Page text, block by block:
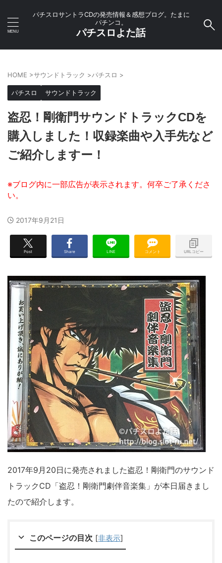
パチスロサントラCDの発売情報＆感想ブログ。たまに
パチンコ。
パチスロよた話
HOME >サウンドトラック >パチスロ >
パチスロ サウンドトラック
盗忍！剛衛門サウンドトラックCDを
購入しました！収録楽曲や入手先など
ご紹介しますー！
2017年9月21日
Post Share LINE コメント URLコピー
2017年9月20日に発売されました盗忍！剛衛門のサウンド
トラックCD「盗忍！剛衛門劇伴音楽集」が本日届きまし
たので紹介します。
このページの目次 [非表示]